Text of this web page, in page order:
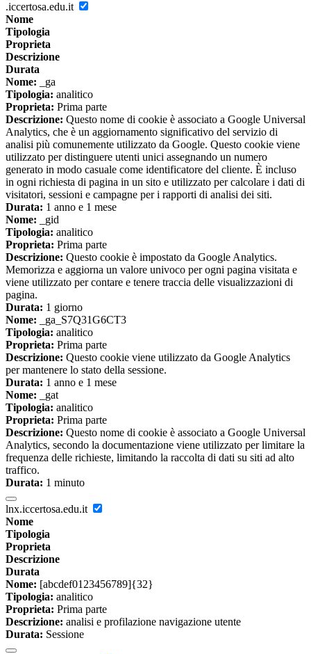
.iccertosa.edu.it
Nome
Tipologia
Proprieta
Descrizione
Durata
Nome: _ga
Tipologia: analitico
Proprieta: Prima parte
Descrizione: Questo nome di cookie è associato a Google Universal
Analytics, che è un aggiornamento significativo del servizio di
analisi più comunemente utilizzato da Google. Questo cookie viene
utilizzato per distinguere utenti unici assegnando un numero
generato in modo casuale come identificatore del cliente. È incluso
in ogni richiesta di pagina in un sito e utilizzato per calcolare i dati di
visitatori, sessioni e campagne per i rapporti di analisi dei siti.
Durata: 1 anno e 1 mese
Nome: _gid
Tipologia: analitico
Proprieta: Prima parte
Descrizione: Questo cookie è impostato da Google Analytics.
Memorizza e aggiorna un valore univoco per ogni pagina visitata e
viene utilizzato per contare e tenere traccia delle visualizzazioni di
pagina.
Durata: 1 giorno
Nome: _ga_S7Q31G6CT3
Tipologia: analitico
Proprieta: Prima parte
Descrizione: Questo cookie viene utilizzato da Google Analytics
per mantenere lo stato della sessione.
Durata: 1 anno e 1 mese
Nome: _gat
Tipologia: analitico
Proprieta: Prima parte
Descrizione: Questo nome di cookie è associato a Google Universal
Analytics, secondo la documentazione viene utilizzato per limitare la
frequenza delle richieste, limitando la raccolta di dati su siti ad alto
traffico.
Durata: 1 minuto
lnx.iccertosa.edu.it
Nome
Tipologia
Proprieta
Descrizione
Durata
Nome: [abcdef0123456789]{32}
Tipologia: analitico
Proprieta: Prima parte
Descrizione: analisi e profilazione navigazione utente
Durata: Sessione